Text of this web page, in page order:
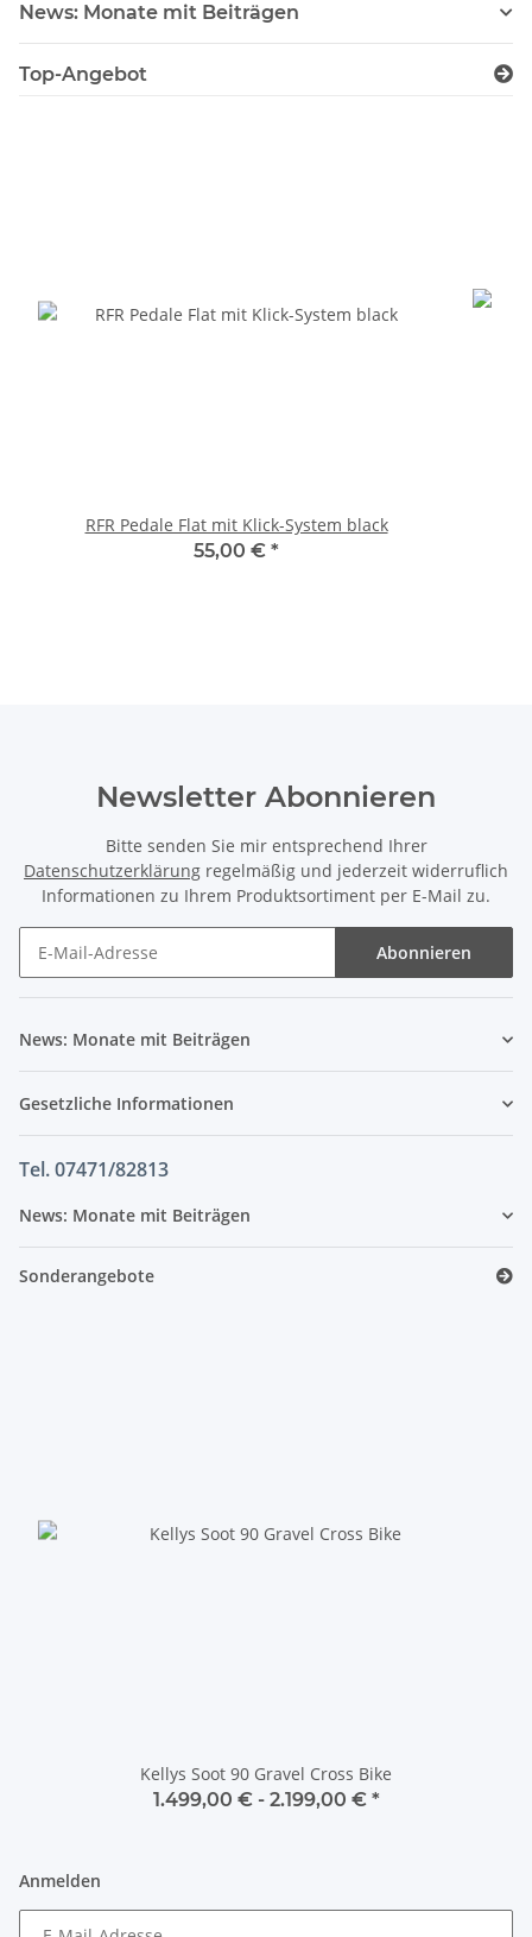
News: Monate mit Beiträgen
Top-Angebot
RFR Pedale Flat mit Klick-System black
55,00 € *
Newsletter Abonnieren
Bitte senden Sie mir entsprechend Ihrer
Datenschutzerklärung regelmäßig und jederzeit widerruflich
Informationen zu Ihrem Produktsortiment per E-Mail zu.
Abonnieren
News: Monate mit Beiträgen
Gesetzliche Informationen
Tel. 07471/82813
News: Monate mit Beiträgen
Sonderangebote
Kellys Soot 90 Gravel Cross Bike
1.499,00 € - 2.199,00 € *
Anmelden